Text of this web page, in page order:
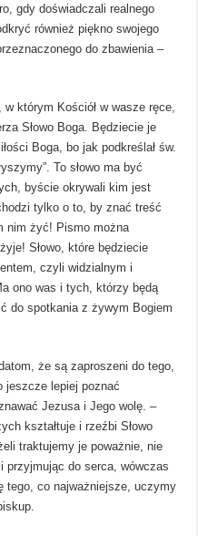
gdy doświadczali realnego
również piękno swojego
do zbawienia –
którym Kościół w wasze ręce,
Słowo Boga. Będziecie je
Boga, bo jak podkreślał św.
To słowo ma być
byście okrywali kim jest
tylko o to, by znać treść
nim żyć! Pismo można
Słowo, które będziecie
czyli widzialnym i
ono was i tych, którzy będą
do spotkania z żywym Bogiem
że są zaproszeni do tego,
jeszcze lepiej poznać
Jezusa i Jego wolę. –
kształtuje i rzeźbi Słowo
traktujemy je poważnie, nie
przyjmując do serca, wówczas
tego, co najważniejsze, uczymy